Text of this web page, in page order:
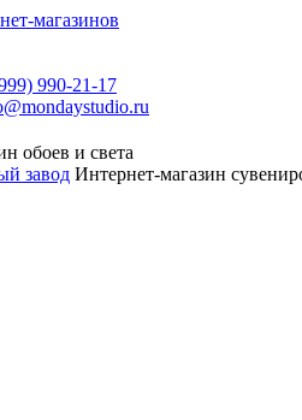
магазинов
990-21-17
обоев и света
завод Интернет-магазин